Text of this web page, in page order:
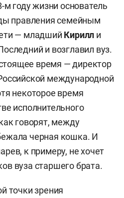
году жизни основатель
правления семейным
— младший Кирилл и
и возглавил вуз.
время — директор
международной
некоторое время
исполнительного
говорят, между
черная кошка. И
к примеру, не хочет
вуза старшего брата.
точки зрения